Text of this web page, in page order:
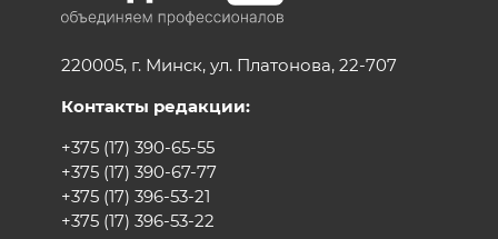
220005, г. Минск, ул. Платонова, 22-707
Контакты редакции:
+375 (17) 390-65-55
+375 (17) 390-67-77
+375 (17) 396-53-21
+375 (17) 396-53-22